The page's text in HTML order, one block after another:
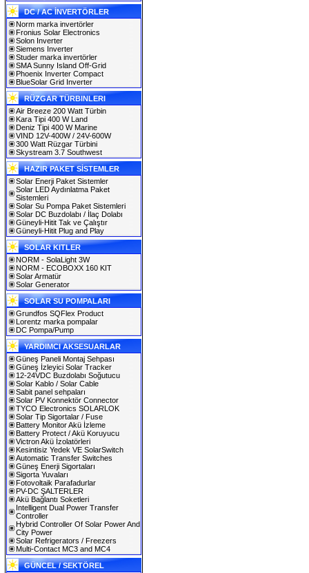
DC / AC İNVERTÖRLER
Norm marka invertörler
Fronius Solar Electronics
Solon Inverter
Siemens Inverter
Studer marka invertörler
SMA Sunny Island Off-Grid
Phoenix Inverter Compact
BlueSolar Grid Inverter
RÜZGAR TÜRBINLERI
Air Breeze 200 Watt Türbin
Kara Tipi 400 W Land
Deniz Tipi 400 W Marine
VIND 12V-400W / 24V-600W
300 Watt Rüzgar Türbini
Skystream 3.7 Southwest
HAZIR PAKET SİSTEMLER
Solar Enerji Paket Sistemler
Solar LED Aydınlatma Paket
Sistemleri
Solar Su Pompa Paket Sistemleri
Solar DC Buzdolabı / İlaç Dolabı
Güneyli-Hitit Tak ve Çalıştır
Güneyli-Hitit Plug and Play
SOLAR KITLER
NORM - SolaLight 3W
NORM - ECOBOXX 160 KIT
Solar Armatür
Solar Generator
SOLAR SU POMPALARI
Grundfos SQFlex Product
Lorentz marka pompalar
DC Pompa/Pump
YARDIMCI AKSESUARLAR
Güneş Paneli Montaj Sehpası
Güneş İzleyici Solar Tracker
12-24VDC Buzdolabı Soğutucu
Solar Kablo / Solar Cable
Sabit panel sehpaları
Solar PV Konnektör Connector
TYCO Electronics SOLARLOK
Solar Tip Sigortalar / Fuse
Battery Monitor Akü İzleme
Battery Protect / Akü Koruyucu
Victron Akü İzolatörleri
Kesintisiz Yedek VE SolarSwitch
Automatic Transfer Switches
Güneş Enerji Sigortaları
Sigorta Yuvaları
Fotovoltaik Parafadurlar
PV-DC ŞALTERLER
Akü Bağlantı Soketleri
Intelligent Dual Power Transfer
Controller
Hybrid Controller Of Solar Power And
City Power
Solar Refrigerators / Freezers
Multi-Contact MC3 and MC4
GÜNCEL / SEKTÖREL